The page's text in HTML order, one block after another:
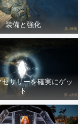
装備と強化
サリーを確実にゲッ
ト